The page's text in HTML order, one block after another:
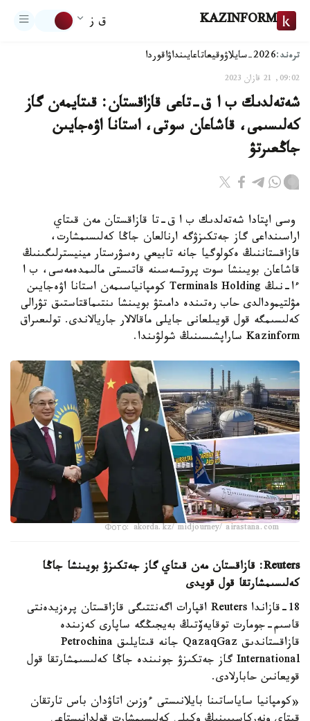
KAZINFORM ق ز
ترەند:2026-سايلاۋ وقيعاتاعايىنداۋاقوردا
09:02, 21 قازان 2023
شەتەلدىك ب ا ق-تاعى قازاقستان: قىتايمەن گاز
كەلىسىمى، قاشاعان سوتى، استانا اۋەجايىن
جاڭعىرتۋ
وسى اپتادا شەتەلدىك ب ا ق-تا قازاقستان مەن قىتاي
اراسىنداعى گاز جەتكىزۋگە ارنالعان جاڭا كەلىسىمشارت،
قازاقستاننىڭ ەكولوگيا جانە تابيعي رەسۋرستار مينيسترلىگىنىڭ
قاشاعان بويىنشا سوت پروتسەسىنە قاتىستى مالىمدەمەسى، ب ا
ءا-نىڭ Terminals Holding كومپانياسىمەن استانا اۋەجايىن
مۋلتيمودالدى حاب رەتىندە دامىتۋ بويىنشا ىنتىماقتاستىق تۋرالى
كەلىسىمگە قول قويىلعانى جايلى ماقالالار جاريالاندى. تولىعىراق
Kazinform ساراپشىسىنىڭ شولۋىندا.
Фото: akorda.kz/ midjourney/ airastana.com
Reuters: قازاقستان مەن قىتاي گاز جەتكىزۋ بويىنشا جاڭا
كەلىسىمشارتقا قول قويدى
18-قازاندا Reuters اقپارات اگەنتتىگى قازاقستان پرەزيدەنتى
قاسىم-جومارت توقايەۆتىڭ بەيجىڭگە ساپارى كەزىندە
قازاقستاندىق QazaqGaz جانە قىتايلىق Petrochina
International گاز جەتكىزۋ جونىندە جاڭا كەلىسىمشارتقا قول
قويعانىن حابارلادى.
«كومپانيا ساياساتىنا بايلانىستى ءوزىن اتاۋدان باس تارتقان